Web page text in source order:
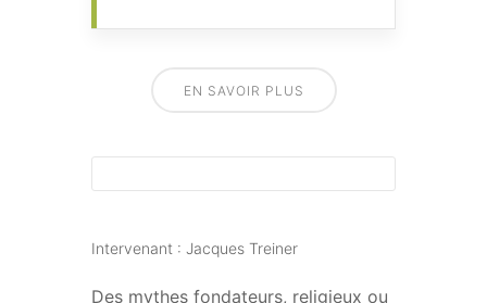
EN SAVOIR PLUS
Intervenant : Jacques Treiner
Des mythes fondateurs, religieux ou